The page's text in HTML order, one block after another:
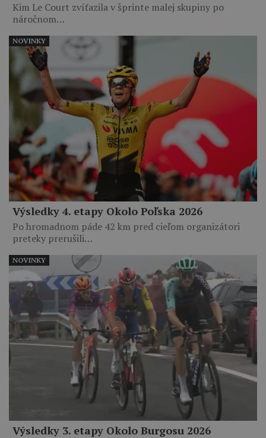
Kim Le Court zvíťazila v šprinte malej skupiny po
náročnom…
Výsledky 4. etapy Okolo Poľska 2026
Po hromadnom páde 42 km pred cieľom organizátori
preteky prerušili…
NOVINKY
Výsledky 3. etapy Okolo Burgosu 2026
NOVINKY